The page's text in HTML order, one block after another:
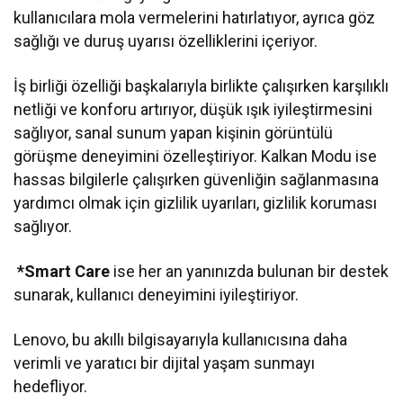
kullanıcılara mola vermelerini hatırlatıyor, ayrıca göz
sağlığı ve duruş uyarısı özelliklerini içeriyor.
İş birliği özelliği başkalarıyla birlikte çalışırken karşılıklı
netliği ve konforu artırıyor, düşük ışık iyileştirmesini
sağlıyor, sanal sunum yapan kişinin görüntülü
görüşme deneyimini özelleştiriyor. Kalkan Modu ise
hassas bilgilerle çalışırken güvenliğin sağlanmasına
yardımcı olmak için gizlilik uyarıları, gizlilik koruması
sağlıyor.
*Smart Care ise her an yanınızda bulunan bir destek
sunarak, kullanıcı deneyimini iyileştiriyor.
Lenovo, bu akıllı bilgisayarıyla kullanıcısına daha
verimli ve yaratıcı bir dijital yaşam sunmayı
hedefliyor.